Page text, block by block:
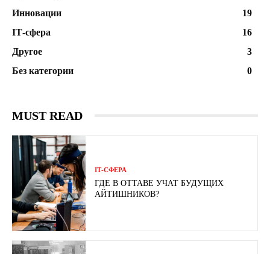
Инновации
19
ІТ-сфера
16
Другое
3
Без категории
0
MUST READ
ІТ-СФЕРА
ГДЕ В ОТТАВЕ УЧАТ БУДУЩИХ
АЙТИШНИКОВ?